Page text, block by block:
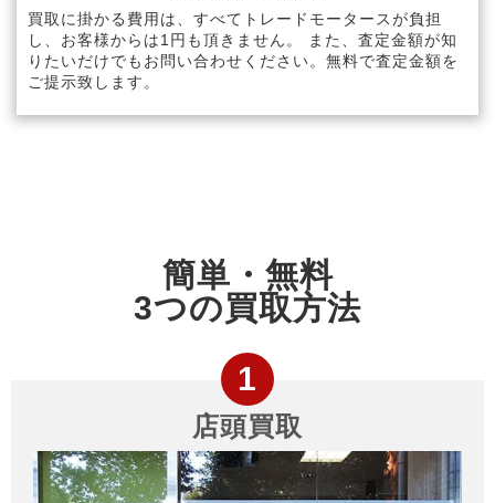
買取に掛かる費用は、すべてトレードモータースが負担
し、お客様からは1円も頂きません。 また、査定金額が知
りたいだけでもお問い合わせください。無料で査定金額を
ご提示致します。
簡単・無料
3つの買取方法
店頭買取